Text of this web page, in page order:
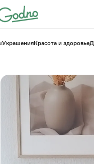
УкрашенияКрасота и здоровье